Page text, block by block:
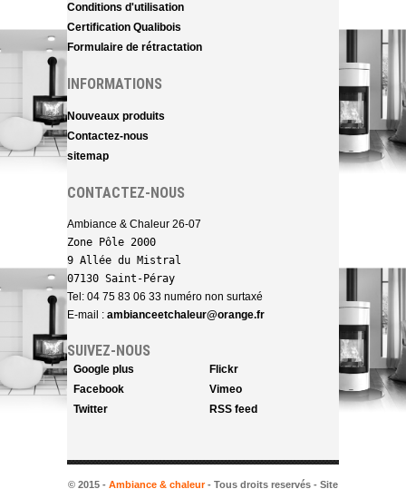
Conditions d'utilisation
Certification Qualibois
Formulaire de rétractation
INFORMATIONS
Nouveaux produits
Contactez-nous
sitemap
CONTACTEZ-NOUS
Ambiance & Chaleur 26-07
Zone Pôle 2000
9 Allée du Mistral
07130 Saint-Péray
Tel: 04 75 83 06 33 numéro non surtaxé
E-mail : ambianceetchaleur@orange.fr
SUIVEZ-NOUS
Google plus
Facebook
Twitter
Flickr
Vimeo
RSS feed
© 2015 - Ambiance & chaleur- Tous droits reservés - Site